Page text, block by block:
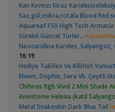
Karides Akvaryumu:
Yeni Üye Forumu
Beta Balığında İdeal Damızlık
Yeni Üye Forumu
Filtre ÖnerisiSemihDinçer,
Yeni Üye Forumu
Tek Co2 Tüpü Aynı Anda 2
GETS34,10:03
Işık CO2 ve Ekipmanlar
Klorlu Suya Girmiş Pipo Filtre
Filtreleme Seçenekleri
Betta Antuta
Ramshorn Hakkında
Her Şey
Kan Kırmızı Kiraz
Saz,gül,mikra,rotala Blood
Aquareef F50 High Tech Armatür
Sürekli Güncel Türler..
Neocaridina Karides, Salyangoz,
16:19
Hediye Tubifex Ve Killifish
Eheim, Dophin, Sera Vb. Çeşitli
Chihiros Rgb Vivid 2 Mini Shade
Anentome Helena (katil
Metal Snakeskin Dark Blue Tail